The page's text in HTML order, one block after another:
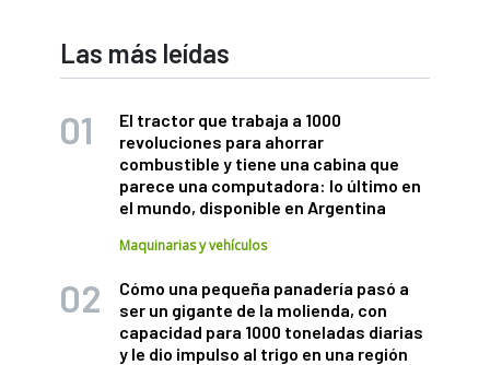
Las más leídas
El tractor que trabaja a 1000
revoluciones para ahorrar
combustible y tiene una cabina que
parece una computadora: lo último en
el mundo, disponible en Argentina
Maquinarias y vehículos
Cómo una pequeña panadería pasó a
ser un gigante de la molienda, con
capacidad para 1000 toneladas diarias
y le dio impulso al trigo en una región